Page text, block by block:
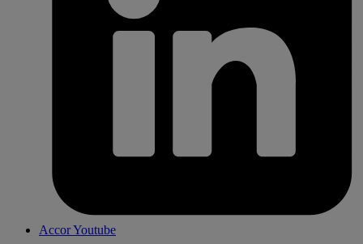
Accor Youtube